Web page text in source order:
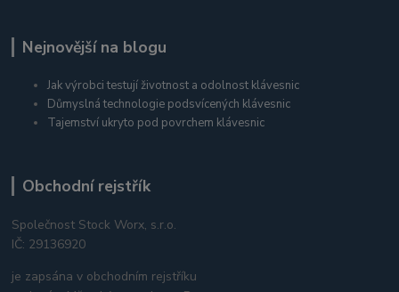
Nejnovější na blogu
Jak výrobci testují životnost a odolnost klávesnic
Důmyslná technologie podsvícených klávesnic
Tajemství ukryto pod povrchem klávesnic
Obchodní rejstřík
Společnost Stock Worx, s.r.o.
IČ: 29136920
je zapsána v obchodním rejstříku